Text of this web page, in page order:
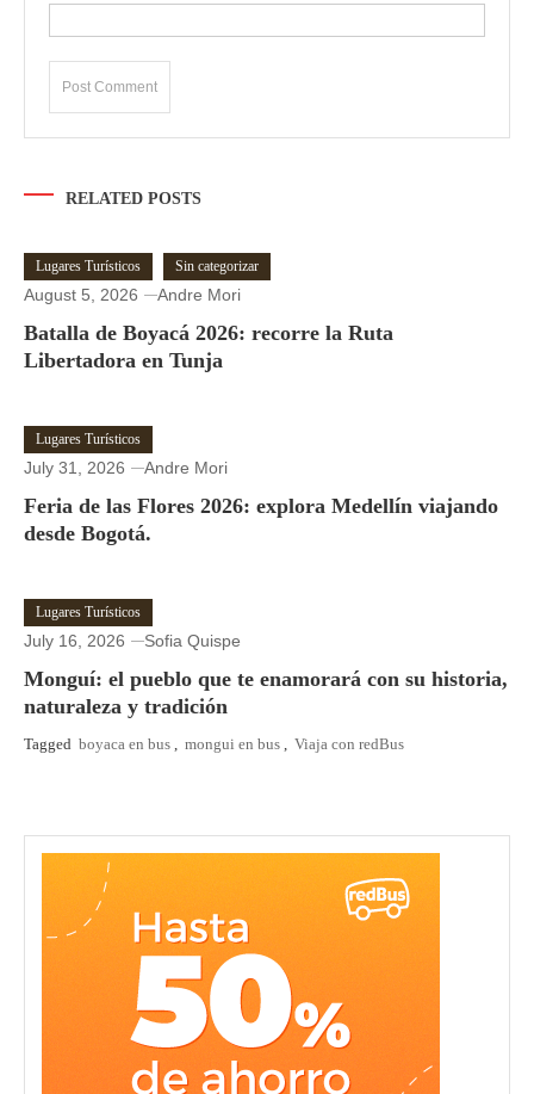
RELATED POSTS
Lugares Turísticos Sin categorizar
August 5, 2026 Andre Mori
Batalla de Boyacá 2026: recorre la Ruta
Libertadora en Tunja
Lugares Turísticos
July 31, 2026 Andre Mori
Feria de las Flores 2026: explora Medellín viajando
desde Bogotá.
Lugares Turísticos
July 16, 2026 Sofia Quispe
Monguí: el pueblo que te enamorará con su historia,
naturaleza y tradición
Tagged boyaca en bus , mongui en bus , Viaja con redBus